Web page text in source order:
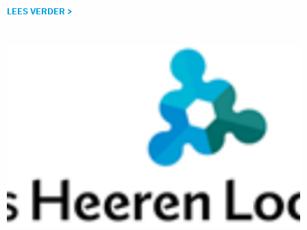
LEES VERDER >